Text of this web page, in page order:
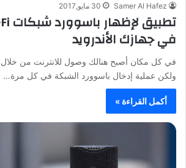
Samer Al Hafez 30 مايو,2017
في جهازك الأندرويد
في كل مكان أصبح هنالك وصول للانترنت من
ولكن عملية إدخال باسوورد الشبكة في كل مرة…
أكمل القراءة »